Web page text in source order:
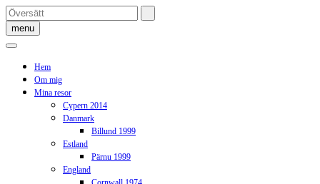
Skip
to
content
menu
Hem
Om mig
Mina resor
Cypern 2014
Danmark
Billund 1999
Estland
Pärnu 1999
England